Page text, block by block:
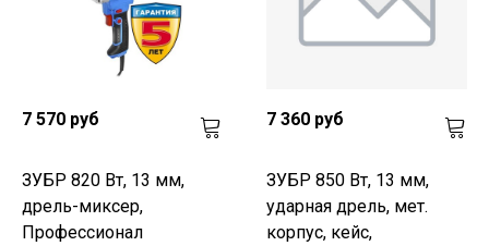
7 570 руб
ЗУБР 820 Вт, 13 мм,
дрель-миксер,
Профессионал
7 360 руб
ЗУБР 850 Вт, 13 мм,
ударная дрель, мет.
корпус, кейс,